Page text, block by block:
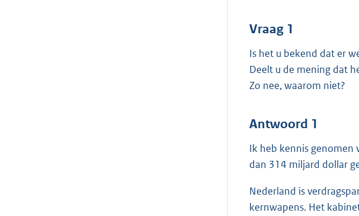
Vraag 1
Is het u bekend dat er
Deelt u de mening dat
Zo nee, waarom niet?
Antwoord 1
Ik heb kennis genomen
dan 314 miljard dollar
Nederland is
kernwapens. Het